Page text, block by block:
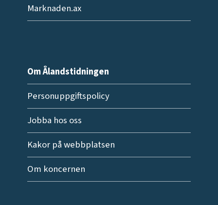
Marknaden.ax
Om Ålandstidningen
Personuppgiftspolicy
Jobba hos oss
Kakor på webbplatsen
Om koncernen